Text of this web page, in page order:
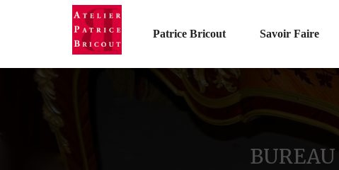
Patrice Bricout Savoir Faire